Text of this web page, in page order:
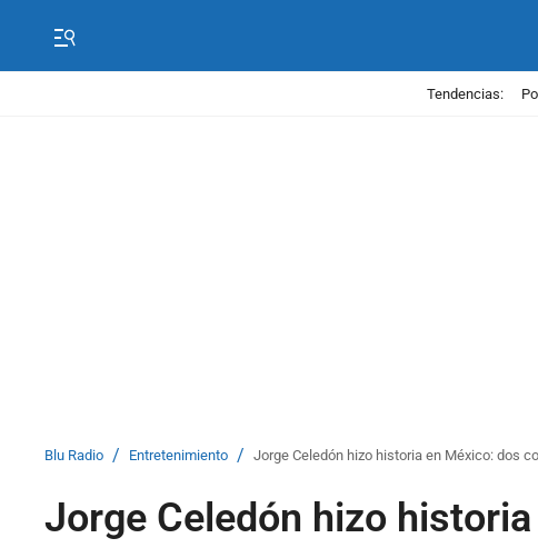
Tendencias:
Blu Radio / Entretenimiento / Jorge Celedón hizo historia en México: dos
Jorge Celedón hizo